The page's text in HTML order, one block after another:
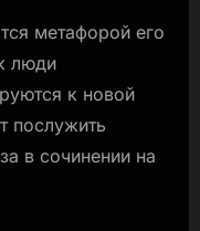
метафорой его
люди
к новой
послужить
в сочинении на